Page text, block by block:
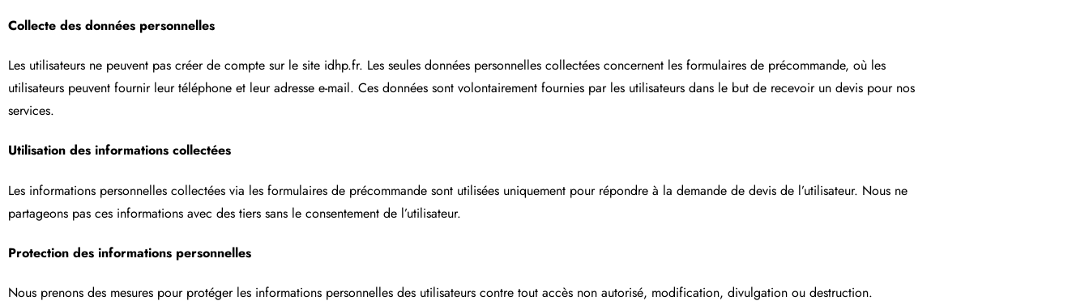
Collecte des données personnelles
Les utilisateurs ne peuvent pas créer de compte sur le site idhp.fr. Les seules données personnelles collectées concernent les formulaires de précommande, où les
utilisateurs peuvent fournir leur téléphone et leur adresse e-mail. Ces données sont volontairement fournies par les utilisateurs dans le but de recevoir un devis pour nos
services.
Utilisation des informations collectées
Les informations personnelles collectées via les formulaires de précommande sont utilisées uniquement pour répondre à la demande de devis de l’utilisateur. Nous ne
partageons pas ces informations avec des tiers sans le consentement de l’utilisateur.
Protection des informations personnelles
Nous prenons des mesures pour protéger les informations personnelles des utilisateurs contre tout accès non autorisé, modification, divulgation ou destruction.